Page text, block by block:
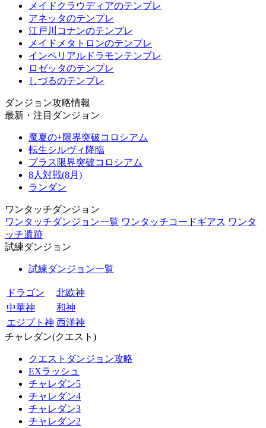
メイドクラウディアのテンプレ
アネッタのテンプレ
江戸川コナンのテンプレ
メイドメタトロンのテンプレ
インペリアルドラモンテンプレ
ロゼッタのテンプレ
しづるのテンプレ
ダンジョン攻略情報
最新・注目ダンジョン
魔夏の+限界突破コロシアム
転生シルヴィ降臨
プラス限界突破コロシアム
8人対戦(8月)
ランダン
ワンタッチダンジョン
ワンタッチダンジョン一覧 ワンタッチコードギアス ワンタ
ッチ遺跡
試練ダンジョン
試練ダンジョン一覧
ドラゴン
北欧神
中華神
和神
エジプト神 西洋神
チャレダン(クエスト)
クエストダンジョン攻略
EXラッシュ
チャレダン5
チャレダン4
チャレダン3
チャレダン2